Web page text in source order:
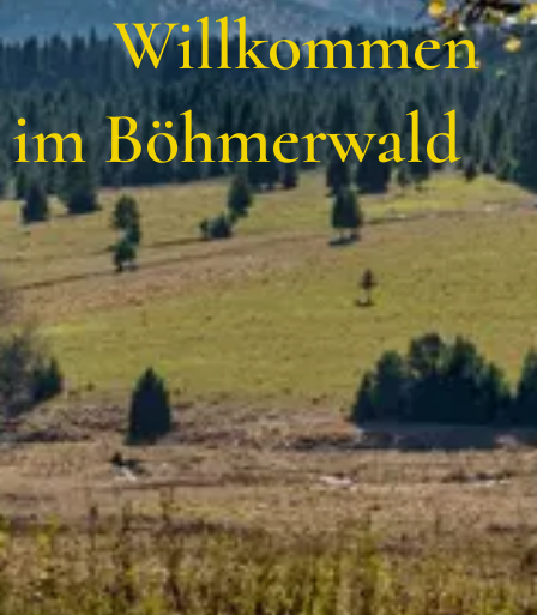
Willkommen
im Böhmerwald